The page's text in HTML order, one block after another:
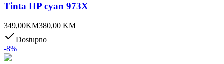
Tinta HP cyan 973X
349,00KM380,00 KM
Dostupno
-8%